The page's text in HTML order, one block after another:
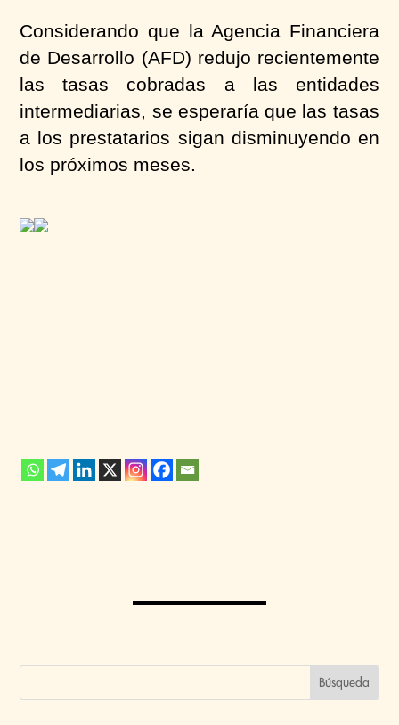
Considerando que la Agencia Financiera
de Desarrollo (AFD) redujo recientemente
las tasas cobradas a las entidades
intermediarias, se esperaría que las tasas
a los prestatarios sigan disminuyendo en
los próximos meses.